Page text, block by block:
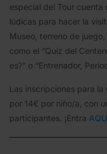
especial del Tour
lúdicas para hacer la
Museo, terreno de
como el “Quiz del
es?” o “Entrenador,
Las inscripciones para
por 14€ por niño/a, con
participantes. ¡Entra